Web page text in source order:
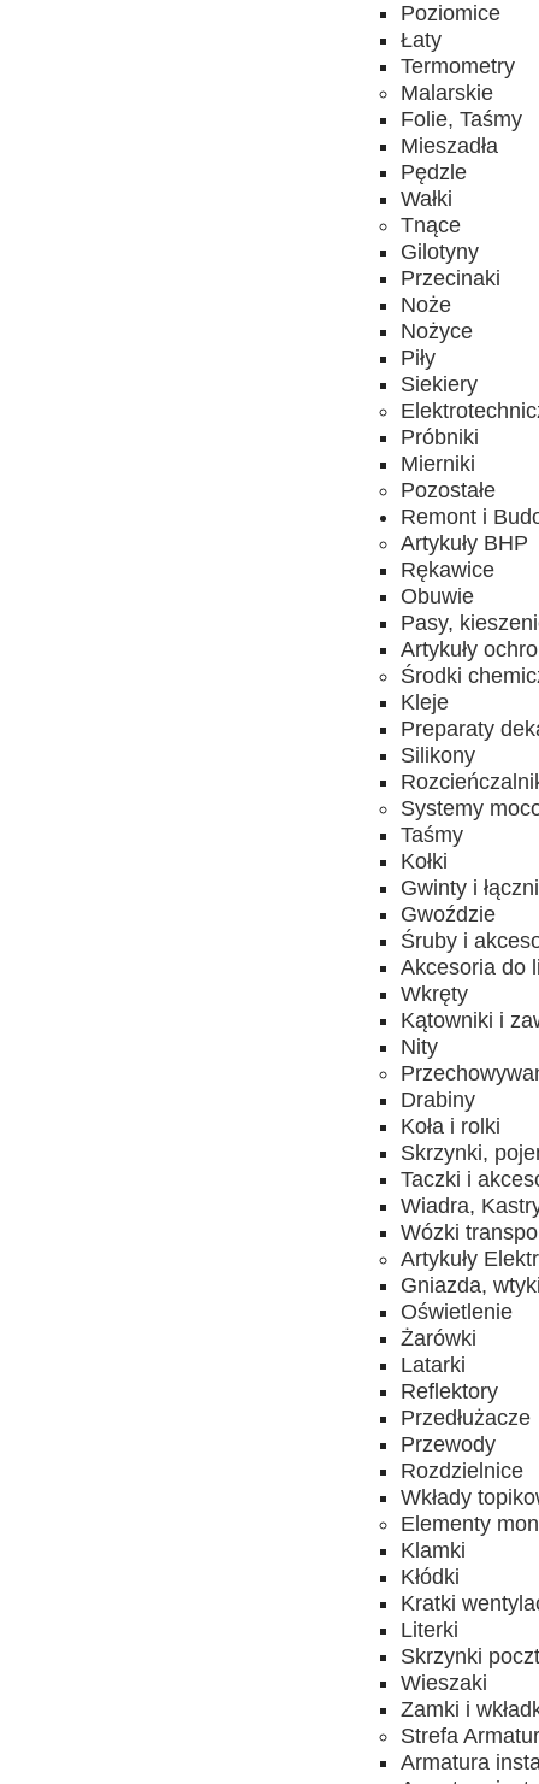
Poziomice
Łaty
Termometry
Malarskie
Folie, Taśmy
Mieszadła
Pędzle
Wałki
Tnące
Gilotyny
Przecinaki
Noże
Nożyce
Piły
Siekiery
Próbniki
Mierniki
Pozostałe
Remont i
Artykuły BHP
Rękawice
Obuwie
Pasy,
Artykuły
Środki
Kleje
Preparaty
Silikony
Systemy
Taśmy
Kołki
Gwinty i
Gwoździe
Śruby i
Akcesoria do
Wkręty
Kątowniki i
Nity
Drabiny
Koła i rolki
Skrzynki,
Taczki i
Wiadra,
Wózki
Artykuły
Gniazda,
Oświetlenie
Żarówki
Latarki
Reflektory
Przedłużacze
Przewody
Rozdzielnice
Wkłady
Elementy
Klamki
Kłódki
Kratki
Literki
Skrzynki
Wieszaki
Zamki i
Strefa
Armatura